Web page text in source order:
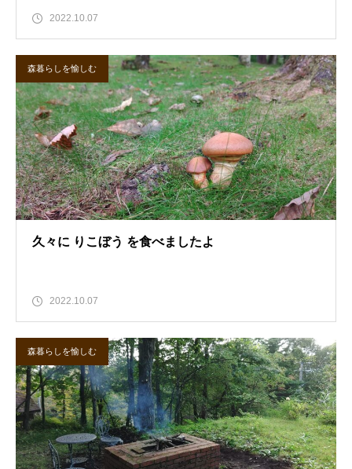
2022.10.07
森暮らしを愉しむ
久々に りこぼう を食べましたよ
2022.10.07
森暮らしを愉しむ